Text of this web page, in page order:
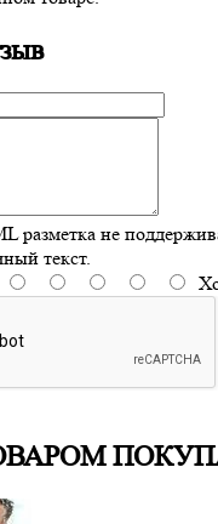
разметка не
текст.